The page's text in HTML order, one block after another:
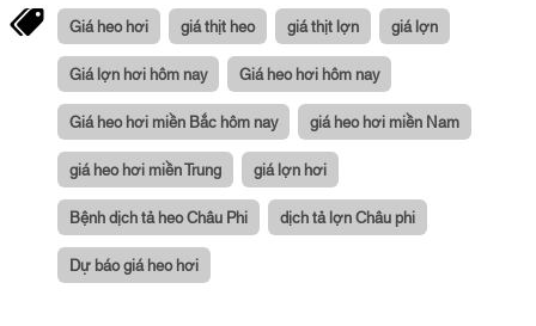
Giá heo hơi giá thịt heo giá thịt lợn giá lợn
Giá lợn hơi hôm nay Giá heo hơi hôm nay
Giá heo hơi miền Bắc hôm nay giá heo hơi miền Nam
giá heo hơi miền Trung giá lợn hơi
Bệnh dịch tả heo Châu Phi dịch tả lợn Châu phi
Dự báo giá heo hơi